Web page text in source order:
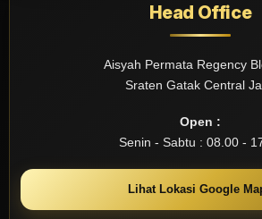
Head Office
Aisyah Permata Regency
Sraten Gatak Central
Open :
Senin - Sabtu : 08.00 -
Lihat Lokasi Google